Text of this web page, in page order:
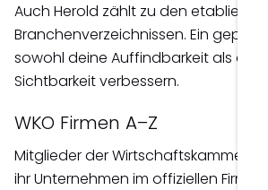
Auch Herold zählt zu den etablierten
Branchenverzeichnissen. Ein
sowohl deine Auffindbarkeit als
Sichtbarkeit verbessern.
WKO Firmen A–Z
Mitglieder der Wirtschaftskammer
ihr Unternehmen im offiziellen